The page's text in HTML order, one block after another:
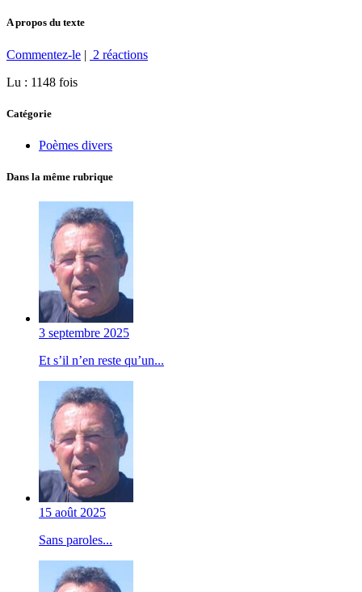
A propos du texte
Commentez-le | 2 réactions
Lu : 1148 fois
Catégorie
Poèmes divers
Dans la même rubrique
3 septembre 2025
Et s’il n’en reste qu’un...
15 août 2025
Sans paroles...